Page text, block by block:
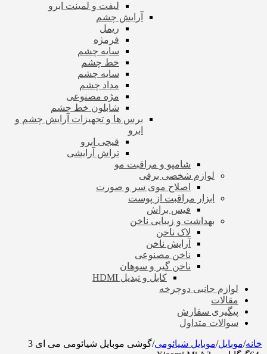
لیفت و لمینت ابرو
آرایش چشم
ریمل
فرمژه
سایه چشم
خط چشم
سایه چشم
مداد چشم
مژه مصنوعی
شابلون خط چشم
برس ها و تجهیزات آرایش چشم و
ابرو
قیچی ابرو
تراش آرایشی
شامپو و مراقبت مو
لوازم شخصی برقی
اصلاح موی سر و صورت
ابزار مراقبت از پوست
فیس براش
بهداشت و زیبایی ناخن
لاک ناخن
آرایش ناخن
ناخن مصنوعی
ناخن گیر و سوهان
کابل و تبدیل HDMI
لوازم جانبی دوچرخه
مقالات
پیگیری سفارش
سوالات متداول
خانه/موبایل/موبایل شیائومی/
گوشی موبایل شیائومی می ای 3